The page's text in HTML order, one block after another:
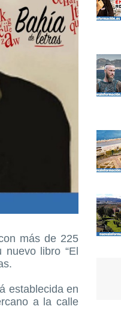
más de 225
libro “El
establecida en
a la calle